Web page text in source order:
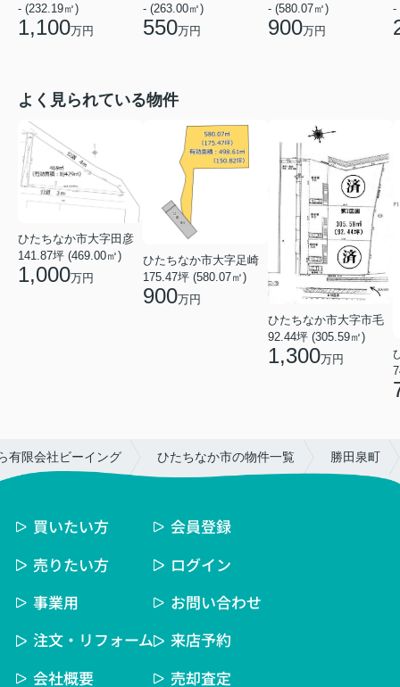
- (232.19㎡)
1,100万円
- (263.00㎡)
550万円
- (580.07㎡)
900万円
-
よく見られている物件
ひたちなか市大字田彦
141.87坪 (469.00㎡)
1,000万円
ひたちなか市大字足崎
175.47坪 (580.07㎡)
900万円
ひたちなか市大字市毛
92.44坪 (305.59㎡)
1,300万円
有限会社ビーイング ひたちなか市の物件一覧 勝田泉町
買いたい方
売りたい方
事業用
注文・リフォーム
会社概要
会員登録
ログイン
お問い合わせ
来店予約
売却査定